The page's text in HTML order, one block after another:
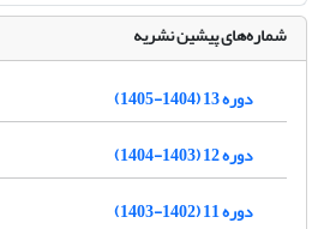
شماره‌های پیشین نشریه
دوره 13 (1404-1405)
دوره 12 (1403-1404)
دوره 11 (1402-1403)